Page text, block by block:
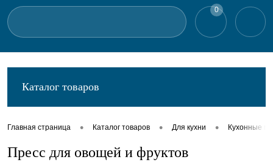
0
Каталог товаров
Главная страница • Каталог товаров • Для кухни • Кухонные
Пресс для овощей и фруктов